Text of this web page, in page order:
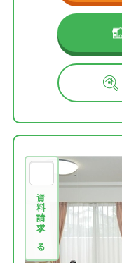
資料請求する